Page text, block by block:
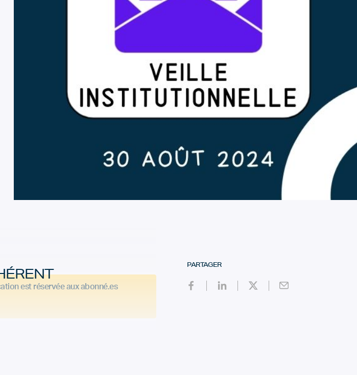
est réservée aux abonné.es
PARTAGER